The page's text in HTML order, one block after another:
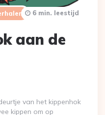
aan de
6 min. leestijd
van het kippenhok
kippen om op